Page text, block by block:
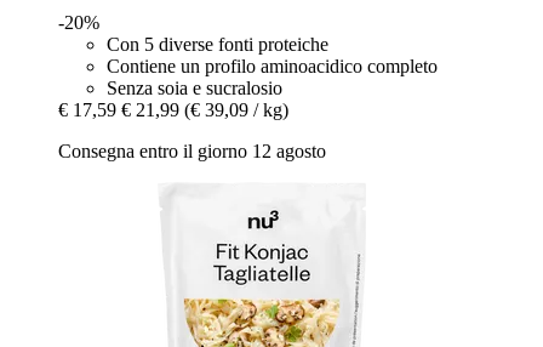
-20%
Con 5 diverse fonti proteiche
Contiene un profilo aminoacidico completo
Senza soia e sucralosio
€ 17,59 € 21,99 (€ 39,09 / kg)
Consegna entro il giorno 12 agosto